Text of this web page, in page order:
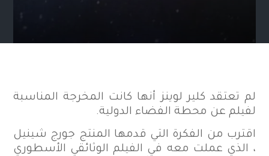
لم تعتقد كلير لوينز أنها كانت المخرجة المناسبة
لفيلم عن محطة الفضاء الدولية.
اقترب من الفكرة التي قدمها المنتج جورج شينيل
، الذي عملت معه في الفيلم الوثائقي الأسطوري